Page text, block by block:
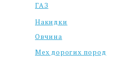
ГАЗ
Накидки
Овчина
Мех дорогих пород